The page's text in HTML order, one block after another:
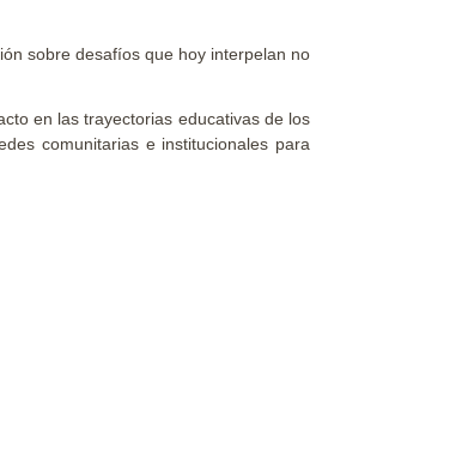
sobre desafíos que hoy interpelan no
en las trayectorias educativas de los
comunitarias e institucionales para